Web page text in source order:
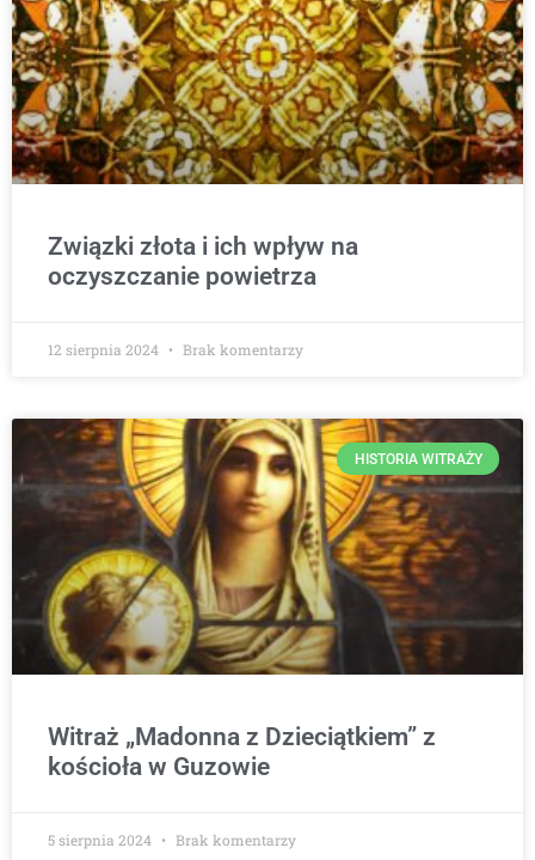
Związki złota i ich wpływ na
oczyszczanie powietrza
12 sierpnia 2024 Brak komentarzy
HISTORIA WITRAŻY
Witraż „Madonna z Dzieciątkiem” z
kościoła w Guzowie
5 sierpnia 2024 Brak komentarzy